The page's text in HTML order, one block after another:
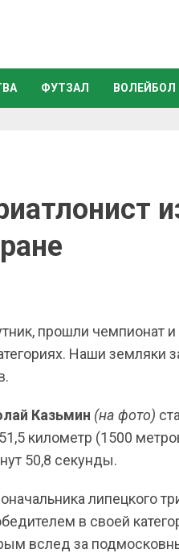
ФУТЗАЛ ВОЛЕЙБОЛ
прошли чемпионат
Наши земляки
Казьмин (на фото)
километр (1500
50,8 секунды.
липецкого
в своей
вслед за